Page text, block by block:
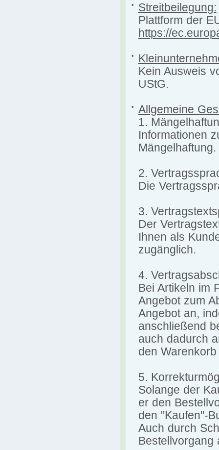
•
Streitbeilegung:
Plattform der
https://
•
Kein Ausweis
UStG.
•
Allgemeine
1.
Informationen
Mängelhaftung.
2.
Die
3.
Der
Ihnen als
zugänglich.
4.
Bei Artikeln im
Angebot zum
Angebot an,
anschließend
auch dadurch
den
5.
Solange der
er den
den "Kaufen"-
Auch durch
Bestellvorgang